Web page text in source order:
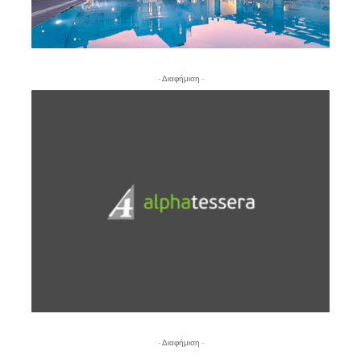
- Διαφήμιση -
- Διαφήμιση -